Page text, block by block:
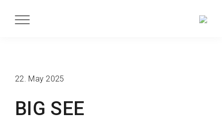
BIG SEE
22. May 2025